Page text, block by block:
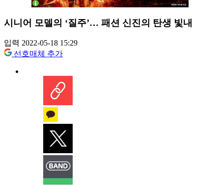
시니어 모델의 ‘질주’… 패션 신진의 탄생 빛내
입력 2022-05-18 15:29
선호매체 추가